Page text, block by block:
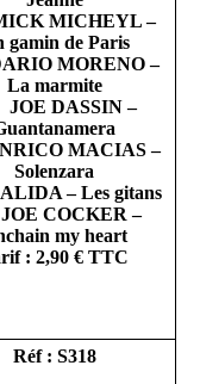
MICHEYL –
gamin de Paris
MORENO –
La marmite
DASSIN –
MACIAS –
Solenzara
– Les gitans
COCKER –
my heart
: 2,90 € TTC
Réf : S318